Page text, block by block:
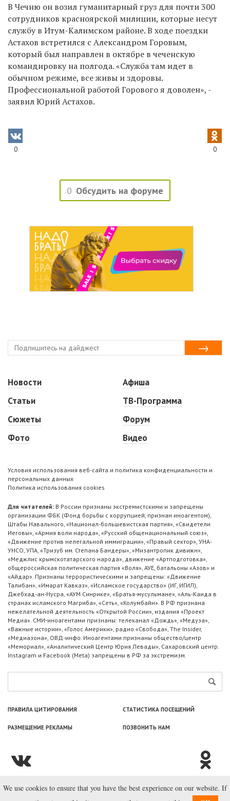
В Чечню он возил гуманитарный груз для почти 300
сотрудников красноярской милиции, которые несут
службу в Итум-Калимском районе. В ходе поездки
Астахов встретился с Александром Горовым,
который был направлен в октябре в чеченскую
командировку на полгода. «Служба там идет в
обычном режиме, все живы и здоровы.
Профессиональной работой Горового я доволен», -
заявил Юрий Астахов.
0 0
0 Обсудить на форуме
Новости
Статьи
Сюжеты
Фото
Афиша
ТВ-Программа
Форум
Видео
Условия использования веб-сайта и политика конфиденциальности и
персональных данных
Политика использования cookies
Для читателей: В России признаны экстремистскими и запрещены
организации ФБК (Фонд борьбы с коррупцией, признан иноагентом),
Штабы Навального, «Национал-большевистская партия», «Свидетели
Иеговы», «Армия воли народа», «Русский общенациональный союз»,
«Движение против нелегальной иммиграции», «Правый сектор», УНА-
УНСО, УПА, «Тризуб им. Степана Бандеры», «Мизантропик дивижн»,
«Меджлис крымскотатарского народа», движение «Артподготовка»,
общероссийская политическая партия «Воля», АУЕ, батальоны «Азов» и
«Айдар». Признаны террористическими и запрещены: «Движение
Талибан», «Имарат Кавказ», «Исламское государство» (ИГ, ИГИЛ),
Джебхад-ан-Нусра, «АУМ Синрике», «Братья-мусульмане», «Аль-Каида в
странах исламского Магриба», «Сеть», «Колумбайн». В РФ признана
нежелательной деятельность «Открытой России», издания «Проект
Медиа». СМИ-иноагентами признаны: телеканал «Дождь», «Медуза»,
«Важные истории», «Голос Америки», радио «Свобода», The Insider,
«Медиазона», ОВД-инфо. Иноагентами признаны общество/центр
«Мемориал», «Аналитический Центр Юрия Левады», Сахаровский центр.
Instagram и Facebook (Metа) запрещены в РФ за экстремизм.
ПРАВИЛА ЦИТИРОВАНИЯ СТАТИСТИКА ПОСЕЩЕНИЙ
РАЗМЕЩЕНИЕ РЕКЛАМЫ ПОЗВОНИТЬ НАМ
© ООО «Лаборатория Новоcтей», 2003—2026.
We use cookies to ensure that you have the best experience on our website. If